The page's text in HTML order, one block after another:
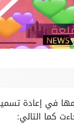
في إعادة
كما التالي: